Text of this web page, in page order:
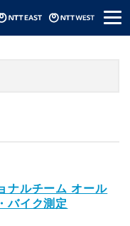
メ
ニ
ース
ナルチーム オール
バイク測定